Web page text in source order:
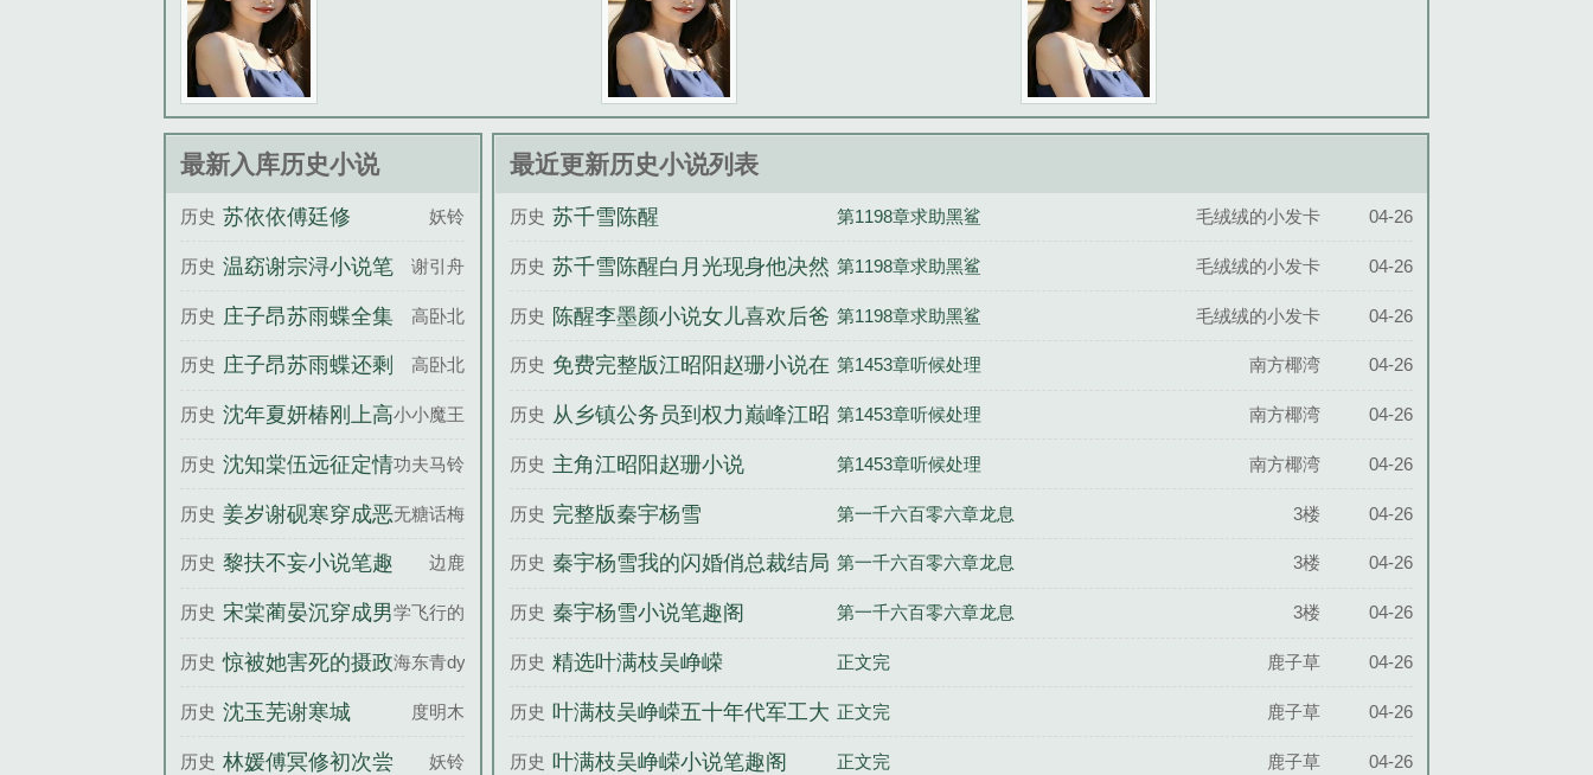
最新入库历史小说
历史 苏依依傅廷修 妖铃
历史 温窈谢宗浔小说笔
趣阁
谢引舟
历史 庄子昂苏雨蝶全集
免费阅读
高卧北
历史 庄子昂苏雨蝶还剩
三个月命，请让我
从容赴死百度云
高卧北
历史 沈年夏妍椿刚上高
三，系统让我去讨
伐魔王百度云
小小魔王
历史 沈知棠伍远征定情
空间竹马你哪里跑
百度云
功夫马铃薯
历史 姜岁谢砚寒穿成恶
女配，绑定阴湿反
派黑化前百度云
无糖话梅
历史 黎扶不妄小说笔趣
阁
边鹿
历史 宋棠蔺晏沉穿成男
主的恶毒初恋，被
亲哭百度云
学飞行的鱼
历史 惊被她害死的摄政
王也重生了沈柠谢
临渊全文完整版
海东青dy
历史 沈玉芜谢寒城 度明木
历史 林媛傅冥修初次尝
妖铃
最近更新历史小说列表
历史 苏千雪陈醒 第1198章求助黑鲨 毛绒绒的小发卡 04-26
历史 苏千雪陈醒白月光现身他决然
走出婚姻围城
第1198章求助黑鲨 毛绒绒的小发卡 04-26
历史 陈醒李墨颜小说女儿喜欢后爸
我成全他们一家三口
第1198章求助黑鲨 毛绒绒的小发卡 04-26
历史 免费完整版江昭阳赵珊小说在
线阅读
第1453章听候处理 南方椰湾 04-26
历史 从乡镇公务员到权力巅峰江昭
阳赵珊结局
第1453章听候处理 南方椰湾 04-26
历史 主角江昭阳赵珊小说 第1453章听候处理 南方椰湾 04-26
历史 完整版秦宇杨雪 第一千六百零六章龙息 3楼 04-26
历史 秦宇杨雪我的闪婚俏总裁结局
免费
第一千六百零六章龙息 3楼 04-26
历史 秦宇杨雪小说笔趣阁 第一千六百零六章龙息 3楼 04-26
历史 精选叶满枝吴峥嵘 正文完 鹿子草 04-26
历史 叶满枝吴峥嵘五十年代军工大
院结局
正文完 鹿子草 04-26
历史 叶满枝吴峥嵘小说笔趣阁 正文完 鹿子草 04-26